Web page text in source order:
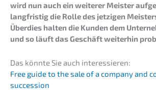
wird nun auch ein weite­rer Meister
langfris­tig die Rolle des jetzi­gen
Überdies halten die Kunden dem
und so läuft das Geschäft weiter­hin
Das könnte Sie auch interessieren:
Free guide to the sale of a compa­ny and
succession